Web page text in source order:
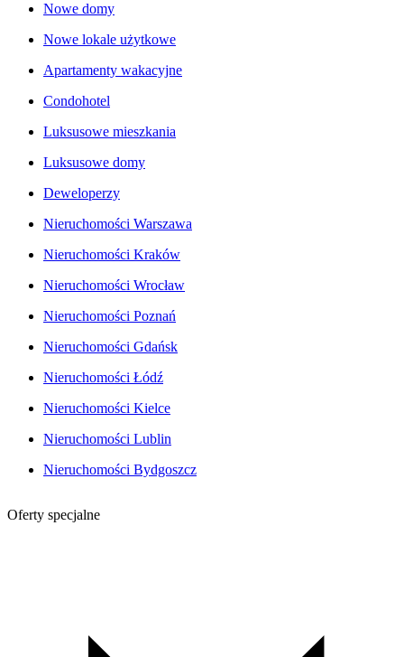
Nowe domy
Nowe lokale użytkowe
Apartamenty wakacyjne
Condohotel
Luksusowe mieszkania
Luksusowe domy
Deweloperzy
Nieruchomości Warszawa
Nieruchomości Kraków
Nieruchomości Wrocław
Nieruchomości Poznań
Nieruchomości Gdańsk
Nieruchomości Łódź
Nieruchomości Kielce
Nieruchomości Lublin
Nieruchomości Bydgoszcz
Oferty specjalne